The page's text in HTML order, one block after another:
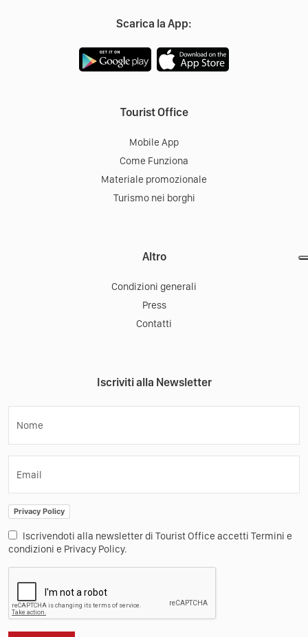
Scarica la App:
Tourist Office
Mobile App
Come Funziona
Altro
Condizioni generali
Email
Privacy Policy
condizioni e Privacy Policy.